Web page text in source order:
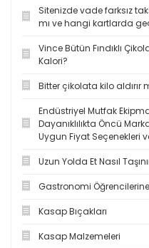
Sitenizde vade farksız
mı ve hangi kartlarda
Vince Bütün Fındıklı
Kalori?
Bitter çikolata kilo aldırır
Endüstriyel Mutfak
Dayanıklılıkta Öncü
Uygun Fiyat Seçenekleri
Uzun Yolda Et Nasıl
Gastronomi Öğrencilerine
Kasap Bıçakları
Kasap Malzemeleri